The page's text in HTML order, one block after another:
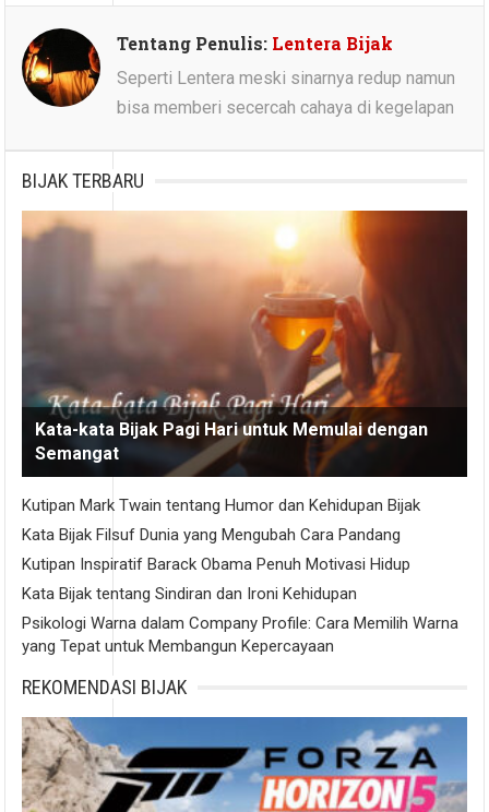
Tentang Penulis: Lentera Bijak
Seperti Lentera meski sinarnya redup namun
bisa memberi secercah cahaya di kegelapan
BIJAK TERBARU
Kata-kata Bijak Pagi Hari untuk Memulai dengan
Semangat
Kutipan Mark Twain tentang Humor dan Kehidupan Bijak
Kata Bijak Filsuf Dunia yang Mengubah Cara Pandang
Kutipan Inspiratif Barack Obama Penuh Motivasi Hidup
Kata Bijak tentang Sindiran dan Ironi Kehidupan
Psikologi Warna dalam Company Profile: Cara Memilih Warna
yang Tepat untuk Membangun Kepercayaan
REKOMENDASI BIJAK